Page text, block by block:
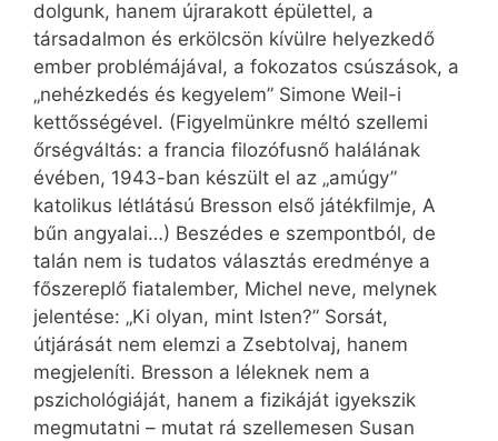
dolgunk, hanem újrarakott épülettel, a
társadalmon és erkölcsön kívülre helyezkedő
ember problémájával, a fokozatos csúszások, a
„nehézkedés és kegyelem” Simone Weil-i
kettősségével. (Figyelmünkre méltó szellemi
őrségváltás: a francia filozófusnő halálának
évében, 1943-ban készült el az „amúgy”
katolikus létlátású Bresson első játékfilmje, A
bűn angyalai…) Beszédes e szempontból, de
talán nem is tudatos választás eredménye a
főszereplő fiatalember, Michel neve, melynek
jelentése: „Ki olyan, mint Isten?” Sorsát,
útjárását nem elemzi a Zsebtolvaj, hanem
megjeleníti. Bresson a léleknek nem a
pszichológiáját, hanem a fizikáját igyekszik
megmutatni – mutat rá szellemesen Susan